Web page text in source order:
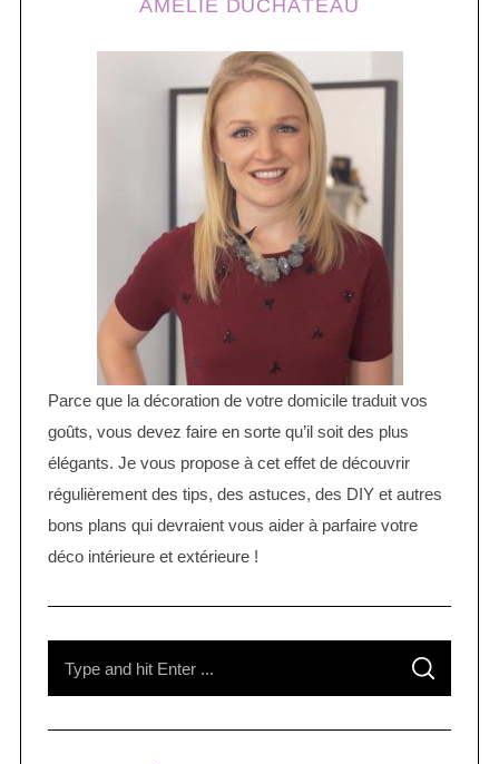
AMÉLIE DUCHÂTEAU
Parce que la décoration de votre domicile traduit vos
goûts, vous devez faire en sorte qu’il soit des plus
élégants. Je vous propose à cet effet de découvrir
régulièrement des tips, des astuces, des DIY et autres
bons plans qui devraient vous aider à parfaire votre
déco intérieure et extérieure !
S
A
C